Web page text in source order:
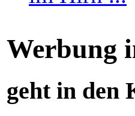
Werbung
geht in den